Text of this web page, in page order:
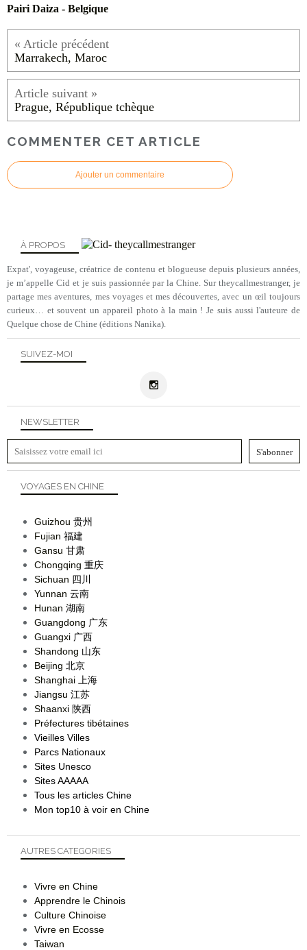
Pairi Daiza - Belgique
Marrakech, Maroc
Prague, République tchèque
COMMENTER CET ARTICLE
Ajouter un commentaire
NEWSLETTER
SUIVEZ-MOI
À PROPOS
Expat', voyageuse, créatrice de contenu et blogueuse depuis plusieurs années,
je m’appelle Cid et je suis passionnée par la Chine. Sur theycallmestranger, je
partage mes aventures, mes voyages et mes découvertes, avec un œil toujours
curieux… et souvent un appareil photo à la main ! Je suis aussi l'auteure de
Quelque chose de Chine (éditions Nanika).
VOYAGES EN CHINE
Guizhou 贵州
Fujian 福建
Gansu 甘肃
Chongqing 重庆
Sichuan 四川
Yunnan 云南
Hunan 湖南
Guangdong 广东
Guangxi 广西
Shandong 山东
Beijing 北京
Shanghai 上海
Jiangsu 江苏
Shaanxi 陕西
Préfectures tibétaines
Vieilles Villes
Parcs Nationaux
Sites Unesco
Sites AAAAA
Tous les articles Chine
Mon top10 à voir en Chine
AUTRES CATEGORIES
Vivre en Chine
Apprendre le Chinois
Culture Chinoise
Vivre en Ecosse
Taiwan